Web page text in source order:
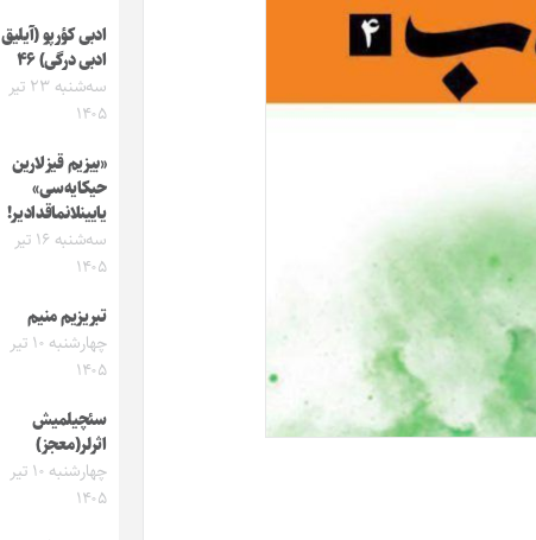
ادبی کؤرپو (آیلیق
ادبی درگی) ۴۶
سه‌شنبه ۲۳ تیر
۱۴۰۵
«بیزیم قیزلارین
حیکایه‌سی»
یایینلانماقدادیر!
سه‌شنبه ۱۶ تیر
۱۴۰۵
تبریزیم منیم
چهارشنبه ۱۰ تیر
۱۴۰۵
سئچیلمیش
اثرلر(معجز)
چهارشنبه ۱۰ تیر
۱۴۰۵